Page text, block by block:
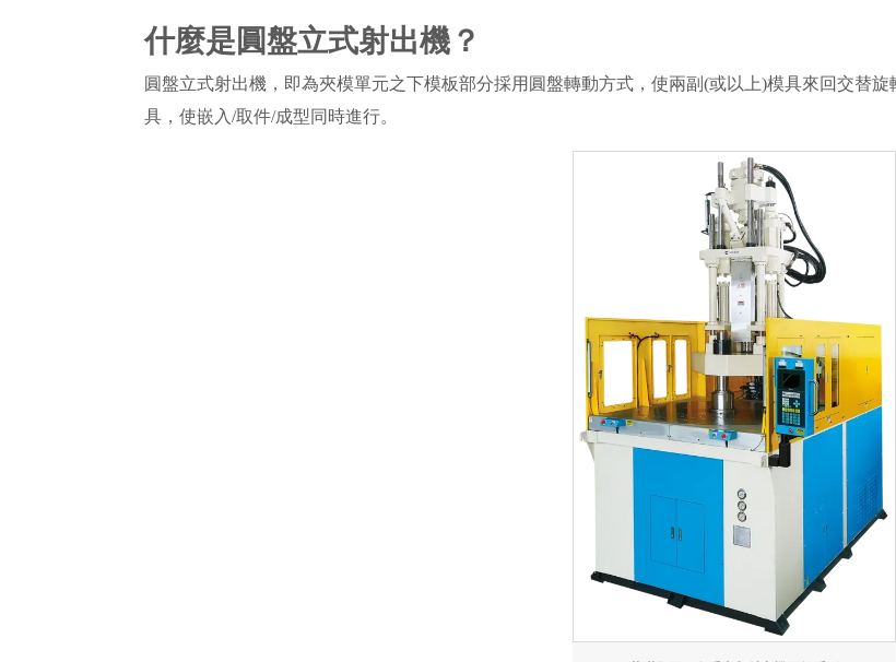
什麼是圓盤立式射出機？
圓盤立式射出機，即為夾模單元之下模板部分採用圓盤轉動方式，使兩副(或以上)模具來回交替
具，使嵌入/取件/成型同時進行。